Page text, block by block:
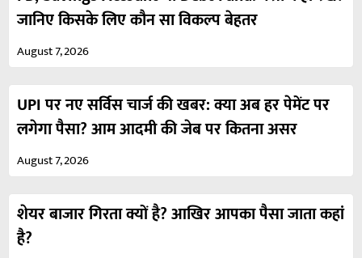
जानिए किसके लिए कौन सा विकल्प बेहतर
August 7, 2026
UPI पर नए सर्विस चार्ज की खबर: क्या अब हर पेमेंट पर
लगेगा पैसा? आम आदमी की जेब पर कितना असर
August 7, 2026
शेयर बाजार गिरता क्यों है? आखिर आपका पैसा जाता कहां
है?